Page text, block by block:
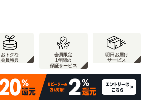
おトクな
会員特典
会員限定
1年間の
保証サービス
明日お届け
サービス